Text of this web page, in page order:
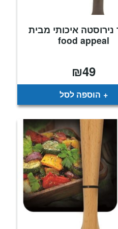
נירוסטה איכותי מבית
food appeal
₪49
הוספה לסל